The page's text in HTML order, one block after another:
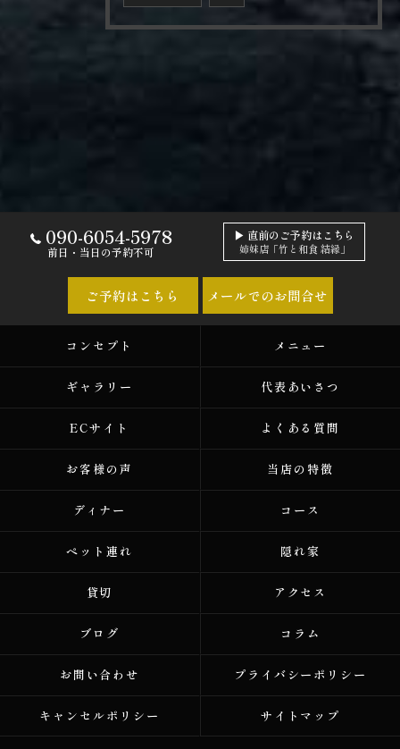
090-6054-5978
前日・当日の予約不可
▶ 直前のご予約はこちら
姉妹店「竹と和食 結縁」
ご予約はこちら メールでのお問合せ
コンセプト メニュー
ギャラリー 代表あいさつ
ECサイト よくある質問
お客様の声 当店の特徴
ディナー コース
ペット連れ 隠れ家
貸切 アクセス
ブログ コラム
お問い合わせ プライバシーポリシー
キャンセルポリシー サイトマップ